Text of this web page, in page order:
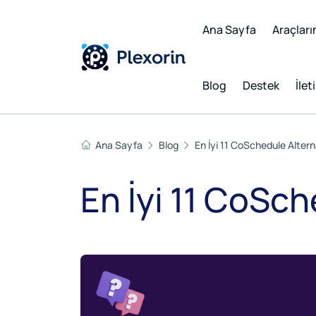
Ana Sayfa
Blog Destek
Ana Sayfa Blog En İyi 11 CoSchedule
En İyi 11